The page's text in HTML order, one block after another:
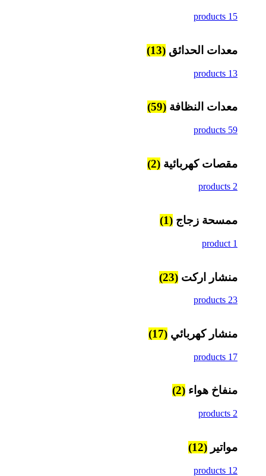
15 products
معدات الحدائق (13)
13 products
معدات النظافة (59)
59 products
مقصات كهربائية (2)
2 products
ممسحة زجاج (1)
1 product
منشار اركت (23)
23 products
منشار كهربائي (17)
17 products
منفاخ هواء (2)
2 products
مواتير (12)
12 products